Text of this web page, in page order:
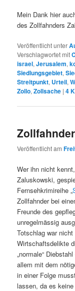
Mein Dank hier
des Zollfahnders
Veröffentlicht unter
Verschlagwortet mit
israel,Jerusalem,
Siedlungsgebiet,
Streitpunkt, Urteil,
Zollo,Zollsache |4
Veröffentlicht am
Wer ihn nicht
Zaluskowski,
Fernsehkrimireihe „
Zollfahnder bei
Freunde des
unregelmässig
Totschlag war
Wirtschaftsdelikte
„normale“
allem mit dem
in einer Folge
lassen, da es